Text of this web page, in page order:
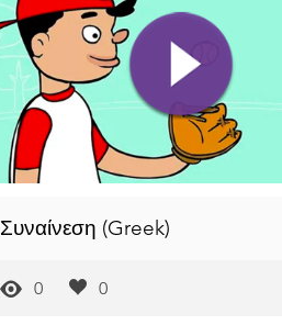
Συναίνεση (Greek)
0 0